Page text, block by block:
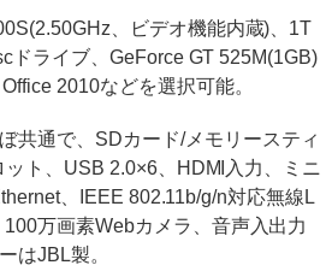
、ビデオ機能内蔵)、1T
ドライブ、GeForce GT 525M(1GB)
2010などを選択可能。
共通で、SDカード/メモリースティ
ト、USB 2.0×6、HDMI入力、ミニ
、IEEE 802.11b/g/n対応無線L
万画素Webカメラ、音声入出力
はJBL製。